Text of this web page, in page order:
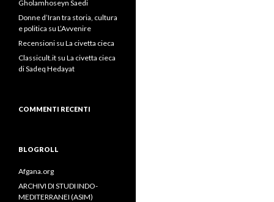
Gholamhoseyn Saedi
Donne d’Iran tra storia, cultura
e politica su L’Avvenire
Recensioni su La civetta cieca
Classicult.it su La civetta cieca
di Sadeq Hedayat
COMMENTI RECENTI
BLOGROLL
Afgana.org
ARCHIVI DI STUDI INDO-
MEDITERRANEI (ASIM)